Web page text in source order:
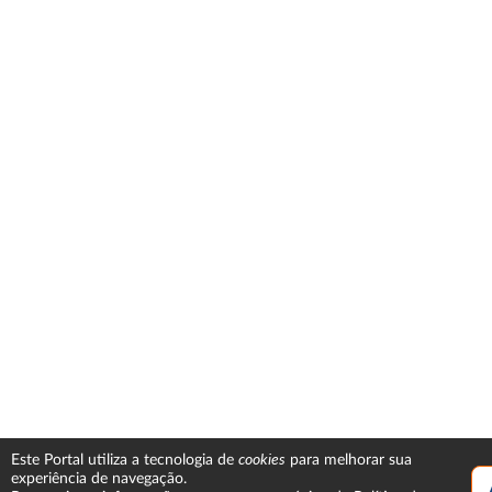
Este Portal utiliza a tecnologia de cookies para melhorar sua
experiência de navegação.